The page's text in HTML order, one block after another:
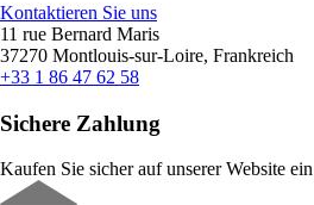
Kontaktieren Sie uns
11 rue Bernard Maris
37270 Montlouis-sur-Loire, Frankreich
+33 1 86 47 62 58
Sichere Zahlung
Kaufen Sie sicher auf unserer Website ein